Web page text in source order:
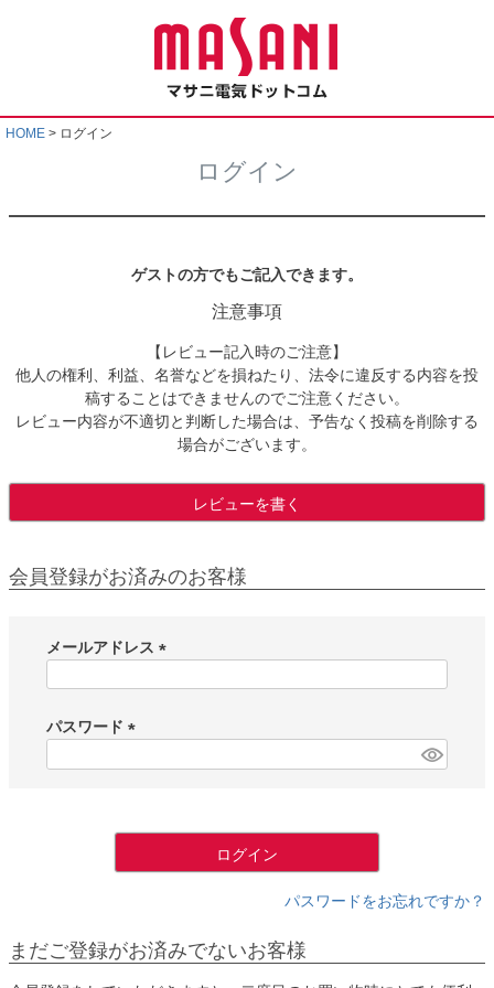
HOME ログイン
ログイン
ゲストの方でもご記入できます。
注意事項
【レビュー記入時のご注意】
他人の権利、利益、名誉などを損ねたり、法令に違反する内容を投
稿することはできませんのでご注意ください。
レビュー内容が不適切と判断した場合は、予告なく投稿を削除する
場合がございます。
レビューを書く
会員登録がお済みのお客様
メールアドレス
)
パスワード
ログイン
パスワードをお忘れですか？
まだご登録がお済みでないお客様